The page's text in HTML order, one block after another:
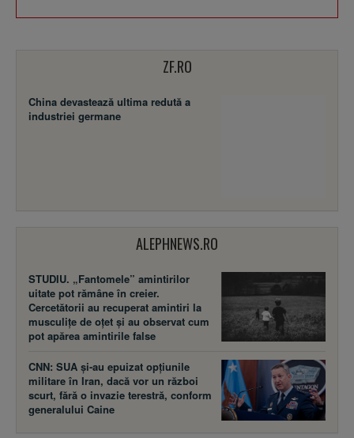
ZF.RO
China devastează ultima redută a
industriei germane
ALEPHNEWS.RO
STUDIU. „Fantomele” amintirilor
uitate pot rămâne în creier.
Cercetătorii au recuperat amintiri la
musculițe de oțet și au observat cum
pot apărea amintirile false
CNN: SUA şi-au epuizat opțiunile
militare în Iran, dacă vor un război
scurt, fără o invazie terestră, conform
generalului Caine